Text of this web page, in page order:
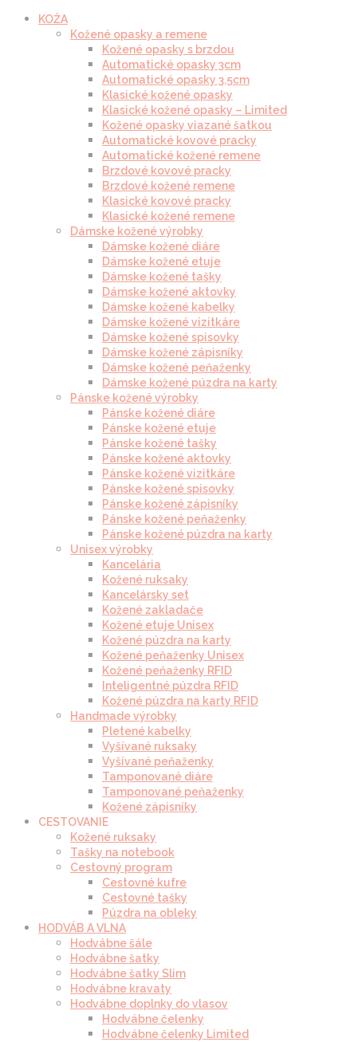
KOŽA
Kožené opasky a remene
Kožené opasky s brzdou
Automatické opasky 3cm
Automatické opasky 3.5cm
Klasické kožené opasky
Klasické kožené opasky – Limited
Kožené opasky viazané šatkou
Automatické kovové pracky
Automatické kožené remene
Brzdové kovové pracky
Brzdové kožené remene
Klasické kovové pracky
Klasické kožené remene
Dámske kožené výrobky
Dámske kožené diáre
Dámske kožené etuje
Dámske kožené tašky
Dámske kožené aktovky
Dámske kožené kabelky
Dámske kožené vizitkáre
Dámske kožené spisovky
Dámske kožené zápisníky
Dámske kožené peňaženky
Dámske kožené púzdra na karty
Pánske kožené výrobky
Pánske kožené diáre
Pánske kožené etuje
Pánske kožené tašky
Pánske kožené aktovky
Pánske kožené vizitkáre
Pánske kožené spisovky
Pánske kožené zápisníky
Pánske kožené peňaženky
Pánske kožené púzdra na karty
Unisex výrobky
Kancelária
Kožené ruksaky
Kancelársky set
Kožené zakladače
Kožené etuje Unisex
Kožené púzdra na karty
Kožené peňaženky Unisex
Kožené peňaženky RFID
Inteligentné púzdra RFID
Kožené púzdra na karty RFID
Handmade výrobky
Pletené kabelky
Vyšívané ruksaky
Vyšívané peňaženky
Tamponované diáre
Tamponované peňaženky
Kožené zápisníky
CESTOVANIE
Kožené ruksaky
Tašky na notebook
Cestovný program
Cestovné kufre
Cestovné tašky
Púzdra na obleky
HODVÁB A VLNA
Hodvábne šále
Hodvábne šatky
Hodvábne šatky Slim
Hodvábne kravaty
Hodvábne doplnky do vlasov
Hodvábne čelenky
Hodvábne čelenky Limited